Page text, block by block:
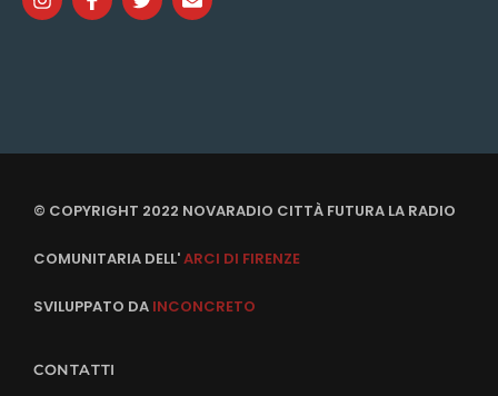
© COPYRIGHT 2022 NOVARADIO CITTÀ FUTURA LA RADIO
COMUNITARIA DELL'ARCI DI FIRENZE
SVILUPPATO DA INCONCRETO
CONTATTI